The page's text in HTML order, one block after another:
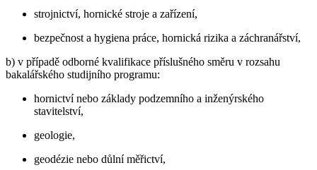
strojnictví, hornické stroje a zařízení,
bezpečnost a hygiena práce, hornická rizika a záchranářství,
b) v případě odborné kvalifikace příslušného směru v rozsahu
bakalářského studijního programu:
hornictví nebo základy podzemního a inženýrského
stavitelství,
geologie,
geodézie nebo důlní měřictví,